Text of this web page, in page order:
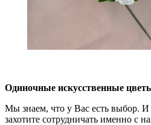
Одиночные искусственные
Мы знаем, что у Вас есть выбор.
захотите сотрудничать именно с